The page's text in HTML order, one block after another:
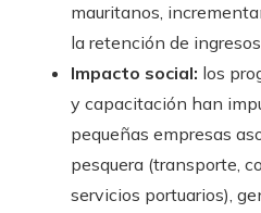
mauritanos,
la retención de
Impacto social: los
y capacitación han
pequeñas empresas
pesquera (transporte,
servicios portuarios),